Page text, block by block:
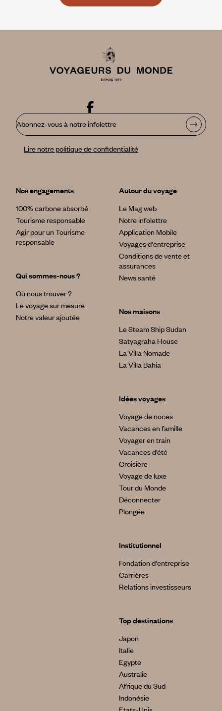
Abonnez-vous à notre infolettre
Lire notre politique de confidentialité
Nos engagements
100% carbone absorbé
Tourisme responsable
Agir pour un Tourisme
responsable
Qui sommes-nous ?
Où nous trouver ?
Le voyage sur mesure
Notre valeur ajoutée
Autour du voyage
Le Mag web
Notre infolettre
Application Mobile
Voyages d'entreprise
Conditions de vente et
assurances
News santé
Nos maisons
Le Steam Ship Sudan
Satyagraha House
La Villa Nomade
La Villa Bahia
Idées voyages
Voyage de noces
Vacances en famille
Voyager en train
Vacances d’été
Croisière
Voyage de luxe
Tour du Monde
Déconnecter
Plongée
Institutionnel
Fondation d'entreprise
Carrières
Relations investisseurs
Top destinations
Japon
Italie
Egypte
Australie
Afrique du Sud
Indonésie